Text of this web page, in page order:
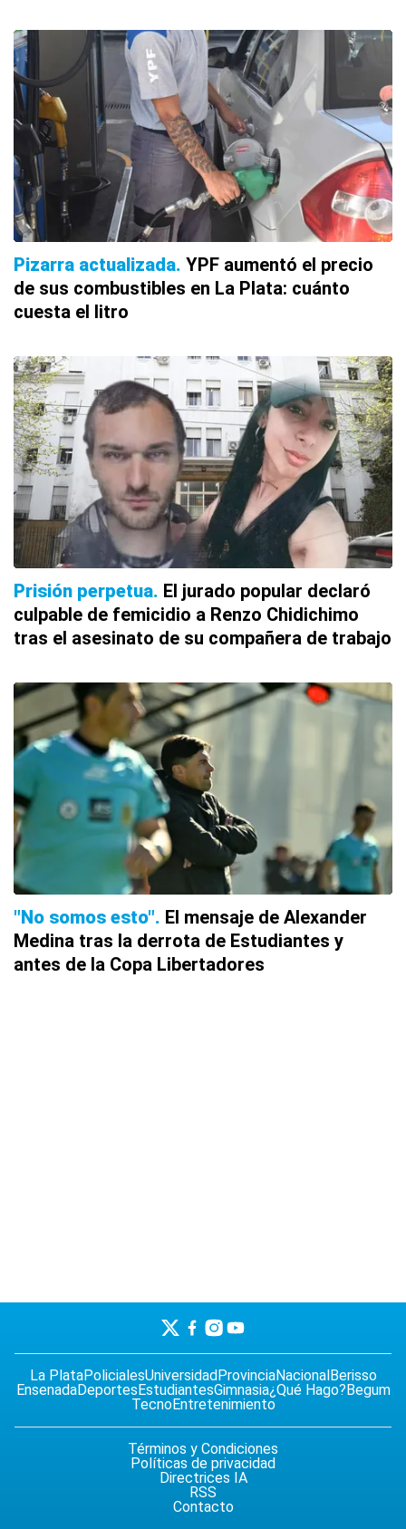
Pizarra actualizada YPF aumentó el precio
de sus combustibles en La Plata: cuánto
cuesta el litro
Prisión perpetua El jurado popular declaró
culpable de femicidio a Renzo Chidichimo
tras el asesinato de su compañera de trabajo
"No somos esto" El mensaje de Alexander
Medina tras la derrota de Estudiantes y
antes de la Copa Libertadores
La PlataPolicialesUniversidadProvinciaNacionalBerisso
EnsenadaDeportesEstudiantesGimnasia¿Qué Hago?Begum
TecnoEntretenimiento
Términos y Condiciones
Políticas de privacidad
Directrices IA
RSS
Contacto